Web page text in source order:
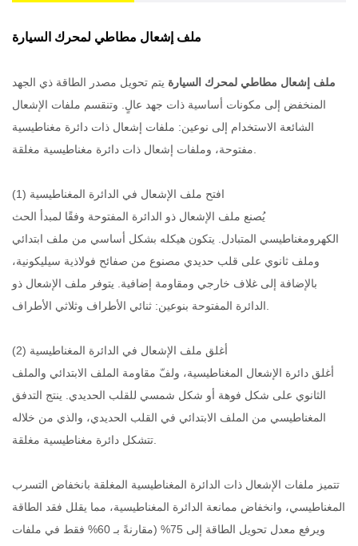
ملف إشعال مطاطي لمحرك السيارة
ملف إشعال مطاطي لمحرك السيارة يتم تحويل مصدر الطاقة ذي الجهد
المنخفض إلى مكونات أساسية ذات جهد عالٍ. وتنقسم ملفات الإشعال
الشائعة الاستخدام إلى نوعين: ملفات إشعال ذات دائرة مغناطيسية
(1) افتح ملف الإشعال في الدائرة المغناطيسية
يُصنع ملف الإشعال ذو الدائرة المفتوحة وفقًا لمبدأ الحث
الكهرومغناطيسي المتبادل. يتكون هيكله بشكل أساسي من ملف ابتدائي
وملف ثانوي على قلب حديدي مصنوع من صفائح فولاذية سيليكونية،
بالإضافة إلى غلاف خارجي ومقاومة إضافية. يتوفر ملف الإشعال ذو
(2) أغلق ملف الإشعال في الدائرة المغناطيسية
أغلق دائرة الإشعال المغناطيسية، ولفّ مقاومة الملف الابتدائي والملف
الثانوي على شكل فوهة أو شكل شمسي للقلب الحديدي. ينتج التدفق
المغناطيسي من الملف الابتدائي في القلب الحديدي، والذي من خلاله
تتميز ملفات الإشعال ذات الدائرة المغناطيسية المغلقة بانخفاض التسرب
المغناطيسي، وانخفاض ممانعة الدائرة المغناطيسية، مما يقلل فقد الطاقة
ويرفع معدل تحويل الطاقة إلى 75% (مقارنةً بـ 60% فقط في ملفات